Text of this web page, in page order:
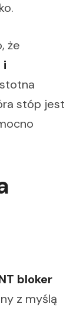
że
i
stóp jest
bloker
z myślą